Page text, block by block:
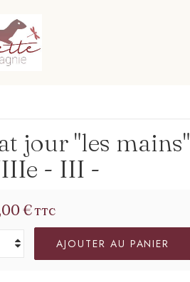
jour "les mains"
- III -
€TTC
AJOUTER AU PANIER